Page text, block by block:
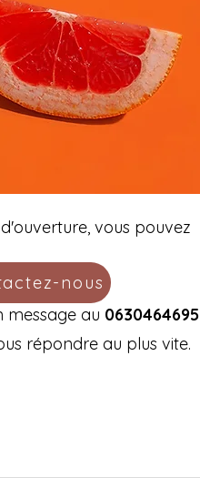
vous pouvez
message au 0630464695
répondre au plus vite.
nous